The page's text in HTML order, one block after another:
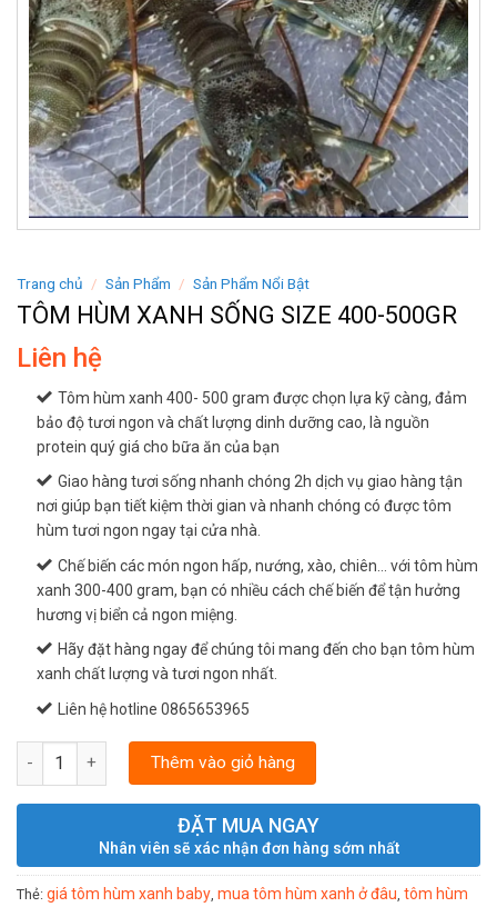
Trang chủ / Sản Phẩm / Sản Phẩm Nổi Bật
TÔM HÙM XANH SỐNG SIZE 400-500GR
Liên hệ
Tôm hùm xanh 400- 500 gram được chọn lựa kỹ càng, đảm
bảo độ tươi ngon và chất lượng dinh dưỡng cao, là nguồn
protein quý giá cho bữa ăn của bạn
Giao hàng tươi sống nhanh chóng 2h dịch vụ giao hàng tận
nơi giúp bạn tiết kiệm thời gian và nhanh chóng có được tôm
hùm tươi ngon ngay tại cửa nhà.
Chế biến các món ngon hấp, nướng, xào, chiên… với tôm hùm
xanh 300-400 gram, bạn có nhiều cách chế biến để tận hưởng
hương vị biển cả ngon miệng.
Hãy đặt hàng ngay để chúng tôi mang đến cho bạn tôm hùm
xanh chất lượng và tươi ngon nhất.
Liên hệ hotline 0865653965
TÔM HÙM XANH SỐNG SIZE 400-500GR số lượng
Thêm vào giỏ hàng
ĐẶT MUA NGAY
Nhân viên sẽ xác nhận đơn hàng sớm nhất
Thẻ: giá tôm hùm xanh baby mua tôm hùm xanh ở đâu tôm hùm